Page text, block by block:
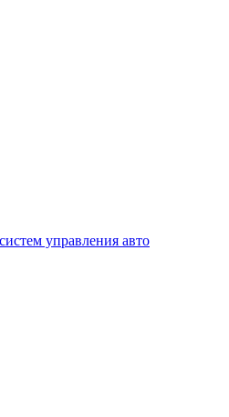
управления авто